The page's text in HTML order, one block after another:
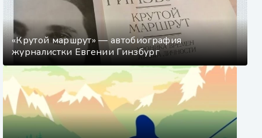
«Крутой маршрут» — автобиография
журналистки Евгении Гинзбург